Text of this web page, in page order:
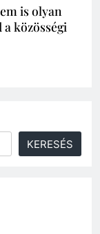
is olyan
közösségi
KERESÉS